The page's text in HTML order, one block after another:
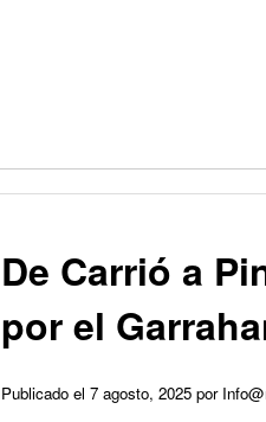
De Carrió a
por el
Publicado el 7 agosto, 2025 por